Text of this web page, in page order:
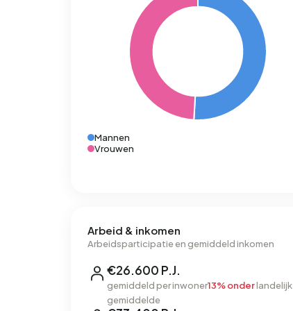
Mannen
Vrouwen
Arbeid & inkomen
Arbeidsparticipatie en gemiddeld inkomen
€26.600 P.J.
gemiddeld per inwoner13% onderlandelijk
gemiddelde